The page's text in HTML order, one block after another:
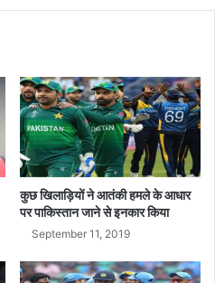
कुछ खिलाड़ियों ने आतंकी हमले के आधार
पर पाकिस्तान जाने से इनकार किया
September 11, 2019